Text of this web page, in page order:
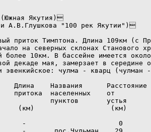
Якутия)
А.В.Глушкова "100 рек Якутии")
приток Тимптона. Длина 109км (с
на северных склонах Станового
более 10км. В бассейне имеется
декаде мая, замерзает в середине
эвенкийское: чулма - кварц (чулман
Длина    Названия      Расстояние
притока  населенных    от
пунктов       устья
(км)                   (км)
-                       0